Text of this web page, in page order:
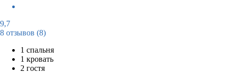
9,7
8 отзывов (8)
1 спальня
1 кровать
2 гостя